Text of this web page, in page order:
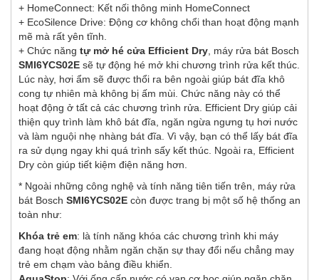
+ HomeConnect: Kết nối thông minh HomeConnect
+ EcoSilence Drive: Động cơ không chổi than hoạt động mạnh
mẽ mà rất yên tĩnh.
+ Chức năng tự mở hé cửa Efficient Dry , máy rửa bát Bosch
SMI6YCS02E sẽ tự động hé mở khi chương trình rửa kết thúc.
Lúc này, hơi ẩm sẽ được thổi ra bên ngoài giúp bát đĩa khô
cong tự nhiên mà không bị ấm mùi. Chức năng này có thể
hoạt động ở tất cả các chương trình rửa. Efficient Dry giúp cải
thiện quy trình làm khô bát đĩa, ngăn ngừa ngưng tụ hơi nước
và làm nguội nhẹ nhàng bát đĩa. Vì vậy, bạn có thể lấy bát đĩa
ra sử dụng ngay khi quá trình sấy kết thúc. Ngoài ra, Efficient
Dry còn giúp tiết kiệm điện năng hơn.
* Ngoài những công nghệ và tính năng tiên tiến trên, máy rửa
bát Bosch SMI6YCS02E còn được trang bị một số hệ thống an
toàn như:
Khóa trẻ em: là tính năng khóa các chương trình khi máy
đang hoạt động nhằm ngăn chặn sự thay đổi nếu chẳng may
trẻ em chạm vào bảng điều khiển.